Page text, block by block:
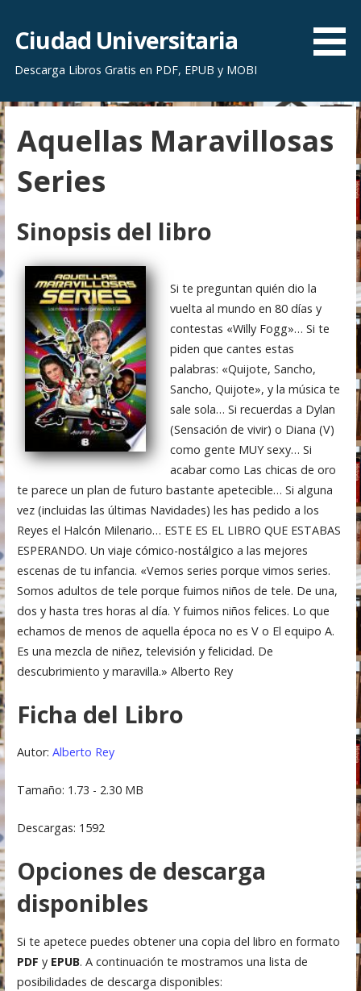
r
a
l
c
o
n
e
n
i
d
o
Ciudad Universitaria
Descarga Libros Gratis en PDF, EPUB y MOBI
Aquellas Maravillosas
Series
Sinopsis del libro
Si te preguntan quién dio la
vuelta al mundo en 80 días y
contestas «Willy Fogg»… Si te
piden que cantes estas
palabras: «Quijote, Sancho,
Sancho, Quijote», y la música te
sale sola… Si recuerdas a Dylan
(Sensación de vivir) o Diana (V)
como gente MUY sexy… Si
acabar como Las chicas de oro
te parece un plan de futuro bastante apetecible… Si alguna
vez (incluidas las últimas Navidades) les has pedido a los
Reyes el Halcón Milenario… ESTE ES EL LIBRO QUE ESTABAS
ESPERANDO. Un viaje cómico-nostálgico a las mejores
escenas de tu infancia. «Vemos series porque vimos series.
Somos adultos de tele porque fuimos niños de tele. De una,
dos y hasta tres horas al día. Y fuimos niños felices. Lo que
echamos de menos de aquella época no es V o El equipo A.
Es una mezcla de niñez, televisión y felicidad. De
descubrimiento y maravilla.» Alberto Rey
Ficha del Libro
Autor: Alberto Rey
Tamaño: 1.73 - 2.30 MB
Descargas: 1592
Opciones de descarga
disponibles
Si te apetece puedes obtener una copia del libro en formato
PDF y EPUB. A continuación te mostramos una lista de
posibilidades de descarga disponibles: